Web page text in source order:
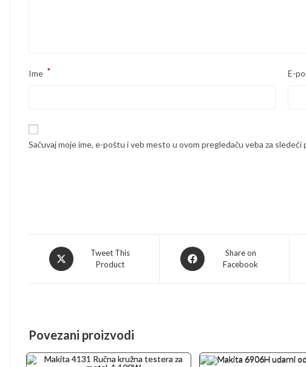
Ime * E-
Sačuvaj moje ime, e-poštu i veb mesto u ovom pregledaču veba za
Opens
in
Tweet This
Product
Opens
in
Share on
Facebook
Povezani proizvodi